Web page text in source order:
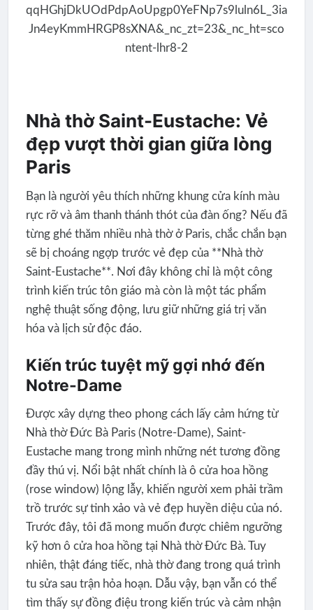
Nhà thờ Saint-Eustache: Vẻ
đẹp vượt thời gian giữa lòng
Paris
Bạn là người yêu thích những khung cửa kính màu
rực rỡ và âm thanh thánh thót của đàn ống? Nếu đã
từng ghé thăm nhiều nhà thờ ở Paris, chắc chắn bạn
sẽ bị choáng ngợp trước vẻ đẹp của **Nhà thờ
Saint-Eustache**. Nơi đây không chỉ là một công
trình kiến trúc tôn giáo mà còn là một tác phẩm
nghệ thuật sống động, lưu giữ những giá trị văn
hóa và lịch sử độc đáo.
Kiến trúc tuyệt mỹ gợi nhớ đến
Notre-Dame
Được xây dựng theo phong cách lấy cảm hứng từ
Nhà thờ Đức Bà Paris (Notre-Dame), Saint-
Eustache mang trong mình những nét tương đồng
đầy thú vị. Nổi bật nhất chính là ô cửa hoa hồng
(rose window) lộng lẫy, khiến người xem phải trầm
trồ trước sự tinh xảo và vẻ đẹp huyền diệu của nó.
Trước đây, tôi đã mong muốn được chiêm ngưỡng
kỹ hơn ô cửa hoa hồng tại Nhà thờ Đức Bà. Tuy
nhiên, thật đáng tiếc, nhà thờ đang trong quá trình
tu sửa sau trận hỏa hoạn. Dẫu vậy, bạn vẫn có thể
tìm thấy sự đồng điệu trong kiến trúc và cảm nhận